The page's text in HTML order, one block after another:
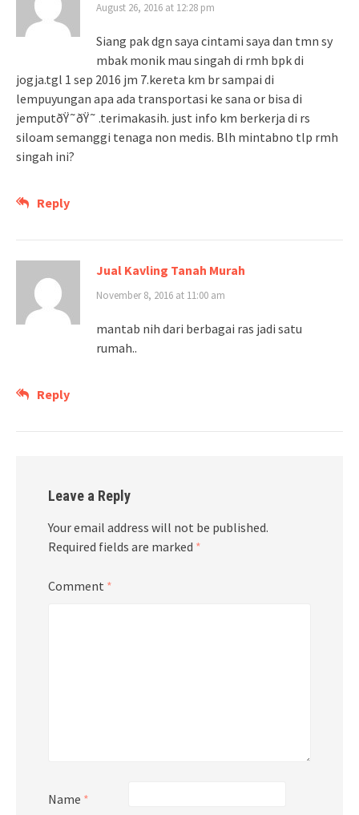
August 26, 2016 at 12:28 pm
Siang pak dgn saya cintami saya dan tmn sy
mbak monik mau singah di rmh bpk di
jogja.tgl 1 sep 2016 jm 7.kereta km br sampai di
lempuyungan apa ada transportasi ke sana or bisa di
jemputðŸ˜ðŸ˜ .terimakasih. just info km berkerja di rs
siloam semanggi tenaga non medis. Blh mintabno tlp rmh
singah ini?
Reply
Jual Kavling Tanah Murah
November 8, 2016 at 11:00 am
mantab nih dari berbagai ras jadi satu
rumah..
Reply
Leave a Reply
Your email address will not be published.
Required fields are marked *
Comment *
Name *